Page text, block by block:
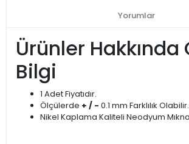
Yorumlar
Ürünler Hakkında
Bilgi
1 Adet Fiyatıdır.
Ölçülerde + / - 0.1 mm Farklılık Olabilir.
Nikel Kaplama Kaliteli Neodyum